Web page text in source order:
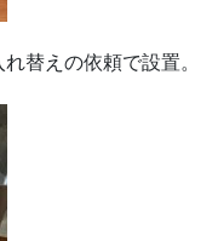
替えの依頼で設置。